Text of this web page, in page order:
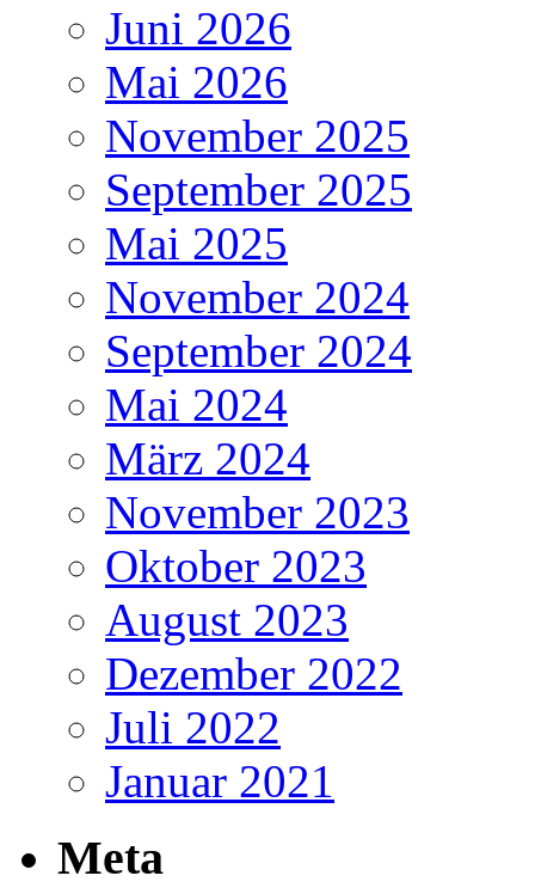
Juni 2026
Mai 2026
November 2025
September 2025
Mai 2025
November 2024
September 2024
Mai 2024
März 2024
November 2023
Oktober 2023
August 2023
Dezember 2022
Juli 2022
Januar 2021
Meta